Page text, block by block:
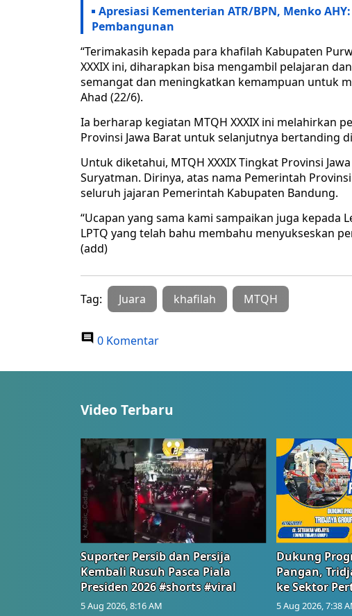
Apresiasi Kementerian ATR/BPN, Menko
Pembangunan
“Terimakasih kepada para khafilah Kabupaten
XXXIX ini, diharapkan bisa mengambil pelajaran
semangat dan meningkatkan kemampuan untuk
Ahad (22/6).
Ia berharap kegiatan MTQH XXXIX ini melahirkan
Provinsi Jawa Barat untuk selanjutnya bertanding
Untuk diketahui, MTQH XXXIX Tingkat Provinsi
Suryatman. Dirinya, atas nama Pemerintah
seluruh jajaran Pemerintah Kabupaten Bandung.
“Ucapan yang sama kami sampaikan juga kepada
LPTQ yang telah bahu membahu menyukseskan
(add)
Tag: Juara khafilah MTQH
0 Komentar
Video Terbaru
Suporter Persib dan Persija
Kembali Rusuh Pasca Piala
Presiden 2026 #shorts #viral
5 Aug 2026, 8:16 AM
Dukung
Pangan,
ke Sektor
5 Aug 2026, 7:38